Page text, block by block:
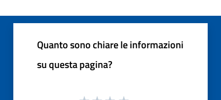
Quanto sono chiare le informazioni
su questa pagina?